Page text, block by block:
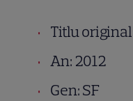
Titlu
An: 2012
Gen: SF